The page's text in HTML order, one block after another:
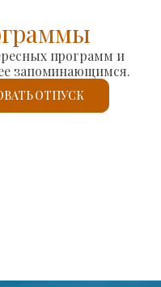
программ и
запоминающимся.
ОТПУСК
Святого Ласло